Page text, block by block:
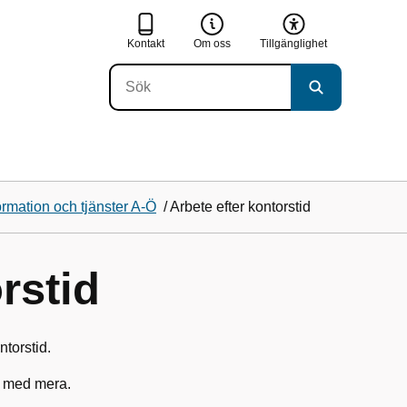
Kontakt Om oss Tillgänglighet
och tjänster A-Ö /Arbete efter kontorstid
mera.